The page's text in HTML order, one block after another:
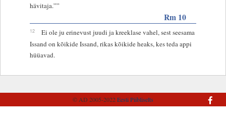
hävitaja.””
Rm 10
12
Ei ole ju erinevust juudi ja kreeklase vahel, sest seesama
Issand on kõikide Issand, rikas kõikide heaks, kes teda appi
hüüavad.
© AD 2005-2022Eesti Piibliselts